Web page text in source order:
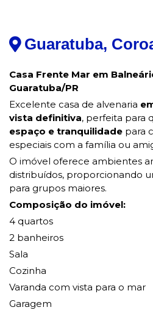
Guaratuba,
Casa Frente Mar em
Guaratuba/PR
Excelente casa de alvenaria
vista definitiva, perfeita para
espaço e tranquilidade para
especiais com a família ou
O imóvel oferece ambientes
distribuídos, proporcionando
para grupos maiores.
Composição do imóvel:
4 quartos
2 banheiros
Sala
Cozinha
Varanda com vista para o mar
Garagem